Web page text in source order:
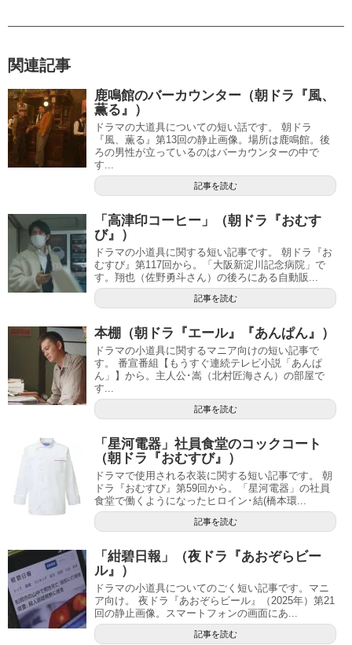
関連記事
鹿鳴館のバーカウンター（朝ドラ『風、
薫る』）
ドラマの大道具についての短い話です。 朝ドラ
『風、薫る』第13回の静止画像。場所は鹿鳴館。後
ろの男性が立っているのはバーカウンターの中で
す...
記事を読む
「高津印コーヒー」（朝ドラ『おむす
び』）
ドラマの小道具に関する短い記事です。 朝ドラ『お
むすび』第117回から。「大阪新淀川記念病院」で
す。翔也（佐野勇斗さん）の後ろにある自動販...
記事を読む
本棚（朝ドラ『エール』『あんぱん』）
ドラマの小道具に関するマニア向けの短い記事で
す。 番宣番組【もうすぐ連続テレビ小説「あんぱ
ん」】から。主人公･嵩（北村匠海さん）の部屋で
す...
記事を読む
「星河電器」社員食堂のコックコート
（朝ドラ『おむすび』）
ドラマで使用される衣装に関する短い記事です。 朝
ドラ『おむすび』第59回から。「星河電器」の社員
食堂で働くようになったヒロイン･結(橋本環...
記事を読む
「紺碧日報」（夜ドラ『あおぞらビー
ル』）
ドラマの小道具についてのごく短い記事です。マニ
ア向け。 夜ドラ『あおぞらビール』（2025年）第21
回の静止画像。スマートフォンの画面にあ...
記事を読む